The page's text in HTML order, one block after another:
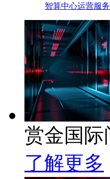
智算中心运营服务
赏金国际
了解更多